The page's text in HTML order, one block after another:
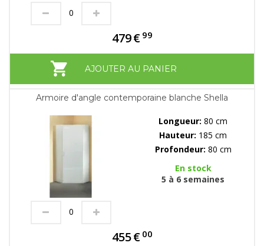
479€ 99
AJOUTER AU PANIER
Armoire d'angle contemporaine blanche Shella
Longueur: 80 cm
Hauteur: 185 cm
Profondeur: 80 cm
En stock
5 à 6 semaines
455€ 00